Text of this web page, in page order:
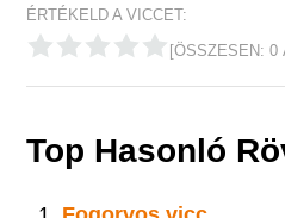
ÉRTÉKELD A VICCET:
[ÖSSZESEN:0
Top Hasonló